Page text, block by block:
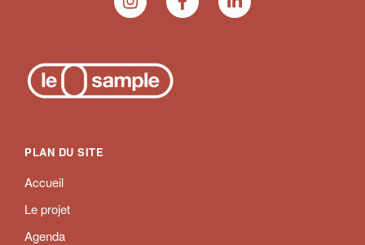
PLAN DU SITE
Accueil
Le projet
Agenda